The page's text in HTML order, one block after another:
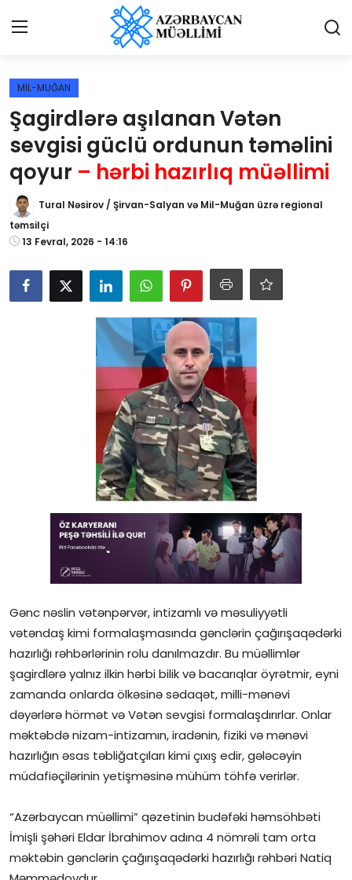
Giriş
Qəzetə elan ver
Əlaqə
Haqqımızda
Reklam və elan
Biz kimik?
Bütün xəbərlər
Elm və innovasiya
Reportaj
Pedaqogika
Regionlar
Qəzetin PDF arxivi
İctimai şura
Dünya
MİL-MUĞAN
Şagirdlərə aşılanan Vətən
sevgisi güclü ordunun təməlini
qoyur – hərbi hazırlıq müəllimi
Tural Nəsirov / Şirvan-Salyan və Mil-Muğan üzrə regional
təmsilçi
13 Fevral, 2026 - 14:16
Gənc nəslin vətənpərvər, intizamlı və məsuliyyətli
vətəndaş kimi formalaşmasında gənclərin çağırışaqədərki
hazırlığı rəhbərlərinin rolu danılmazdır. Bu müəllimlər
şagirdlərə yalnız ilkin hərbi bilik və bacarıqlar öyrətmir, eyni
zamanda onlarda ölkəsinə sədaqət, milli-mənəvi
dəyərlərə hörmət və Vətən sevgisi formalaşdırırlar. Onlar
məktəbdə nizam-intizamın, iradənin, fiziki və mənəvi
hazırlığın əsas təbliğatçıları kimi çıxış edir, gələcəyin
müdafiəçilərinin yetişməsinə mühüm töhfə verirlər.
“Azərbaycan müəllimi” qəzetinin budəfəki həmsöhbəti
İmişli şəhəri Eldar İbrahimov adına 4 nömrəli tam orta
məktəbin gənclərin çağırışaqədərki hazırlığı rəhbəri Natiq